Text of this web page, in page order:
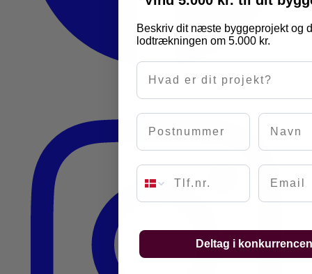
Beskriv dit næste byggeprojekt og
lodtrækningen om 5.000 kr.
Hvad er dit projekt?
Postnummer Navn
Email
Deltag i konkurrencen